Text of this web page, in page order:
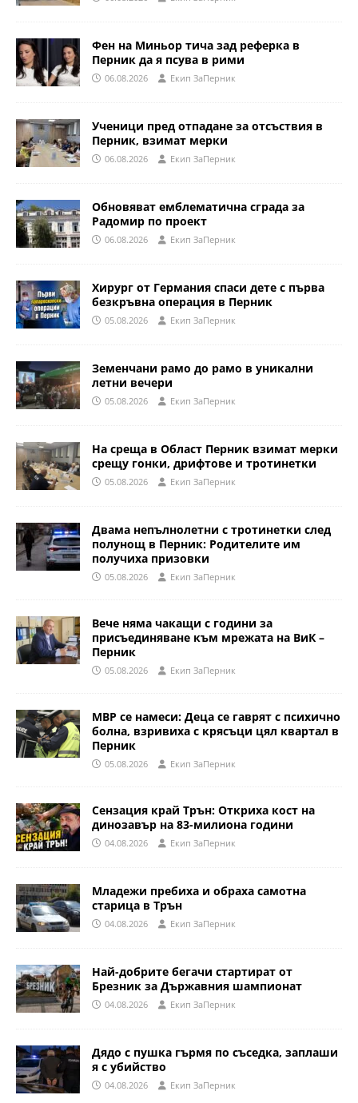
Фен на Миньор тича зад реферка в
Перник да я псува в рими
06.08.2026 Eкип ЗаПерник
Ученици пред отпадане за отсъствия в
Перник, взимат мерки
06.08.2026 Eкип ЗаПерник
Обновяват емблематична сграда за
Радомир по проект
06.08.2026 Eкип ЗаПерник
Хирург от Германия спаси дете с първа
безкръвна операция в Перник
05.08.2026 Eкип ЗаПерник
Земенчани рамо до рамо в уникални
летни вечери
05.08.2026 Eкип ЗаПерник
На среща в Област Перник взимат мерки
срещу гонки, дрифтове и тротинетки
05.08.2026 Eкип ЗаПерник
Двама непълнолетни с тротинетки след
полунощ в Перник: Родителите им
получиха призовки
05.08.2026 Eкип ЗаПерник
Вече няма чакащи с години за
присъединяване към мрежата на ВиК –
Перник
05.08.2026 Eкип ЗаПерник
МВР се намеси: Деца се гаврят с психично
болна, взривиха с крясъци цял квартал в
Перник
05.08.2026 Eкип ЗаПерник
Сензация край Трън: Откриха кост на
динозавър на 83-милиона години
04.08.2026 Eкип ЗаПерник
Младежи пребиха и обраха самотна
старица в Трън
04.08.2026 Eкип ЗаПерник
Най-добрите бегачи стартират от
Брезник за Държавния шампионат
04.08.2026 Eкип ЗаПерник
Дядо с пушка гърмя по съседка, заплаши
я с убийство
04.08.2026 Eкип ЗаПерник